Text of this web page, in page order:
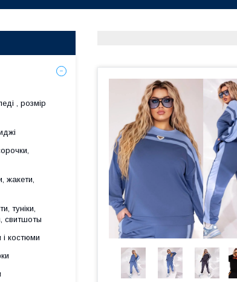
, розмір
жакети,
туніки,
свитшоты
і костюми